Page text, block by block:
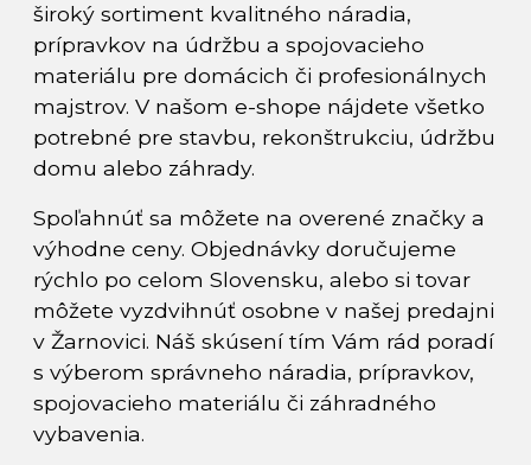
široký sortiment kvalitného náradia,
prípravkov na údržbu a spojovacieho
materiálu pre domácich či profesionálnych
majstrov. V našom e-shope nájdete všetko
potrebné pre stavbu, rekonštrukciu, údržbu
domu alebo záhrady.
Spoľahnúť sa môžete na overené značky a
výhodne ceny. Objednávky doručujeme
rýchlo po celom Slovensku, alebo si tovar
môžete vyzdvihnúť osobne v našej predajni
v Žarnovici. Náš skúsení tím Vám rád poradí
s výberom správneho náradia, prípravkov,
spojovacieho materiálu či záhradného
vybavenia.